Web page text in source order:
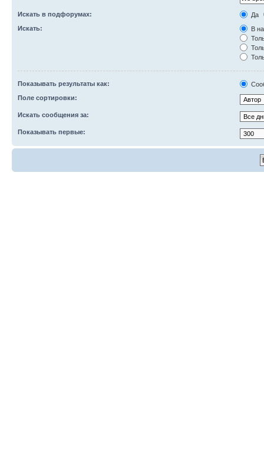
Искать в подфорумах:
Да
Искать:
В
Показывать результаты как:
Поле сортировки:
Искать сообщения за:
Показывать первые: